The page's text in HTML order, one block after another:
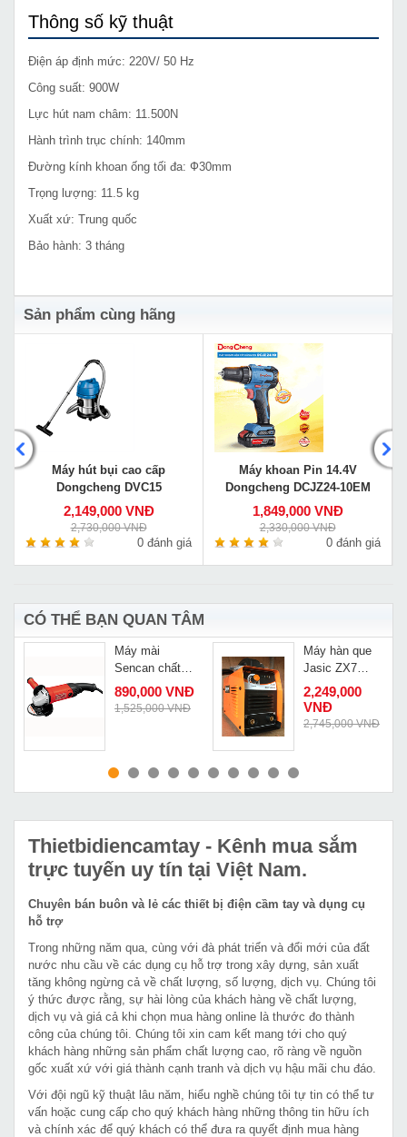
Thông số kỹ thuật
Điện áp định mức: 220V/ 50 Hz
Công suất: 900W
Lực hút nam châm: 11.500N
Hành trình trục chính: 140mm
Đường kính khoan ống tối đa: Ф30mm
Trọng lượng: 11.5 kg
Xuất xứ: Trung quốc
Bảo hành: 3 tháng
Sản phẩm cùng hãng
Máy hút bụi cao cấp
Dongcheng DVC15
2,149,000 VNĐ
2,730,000 VNĐ
0 đánh giá
Máy khoan Pin 14.4V
Dongcheng DCJZ24-10EM
1,849,000 VNĐ
2,330,000 VNĐ
0 đánh giá
CÓ THỂ BẠN QUAN TÂM
MUA NGAY
Máy mài
Sencan chất
lượng cao
541202
890,000 VNĐ
1,525,000 VNĐ
MUA NGAY
Máy hàn que
Jasic ZX7
200E
2,249,000
VNĐ
2,745,000 VNĐ
Thietbidiencamtay - Kênh mua sắm
trực tuyến uy tín tại Việt Nam.
Chuyên bán buôn và lẻ các thiết bị điện cầm tay và dụng cụ
hỗ trợ
Trong những năm qua, cùng với đà phát triển và đổi mới của đất
nước nhu cầu về các dụng cụ hỗ trợ trong xây dựng, sản xuất
tăng không ngừng cả về chất lượng, số lượng, dịch vụ. Chúng tôi
ý thức được rằng, sự hài lòng của khách hàng về chất lượng,
dịch vụ và giá cả khi chọn mua hàng online là thước đo thành
công của chúng tôi. Chúng tôi xin cam kết mang tới cho quý
khách hàng những sản phẩm chất lượng cao, rõ ràng về nguồn
gốc xuất xứ với giá thành cạnh tranh và dịch vụ hậu mãi chu đáo.
Với đội ngũ kỹ thuật lâu năm, hiểu nghề chúng tôi tự tin có thể tư
vấn hoặc cung cấp cho quý khách hàng những thông tin hữu ích
và chính xác để quý khách có thể đưa ra quyết định mua hàng